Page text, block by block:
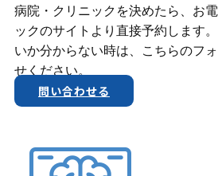
病院・クリニックを決めたら、お
ックのサイトより直接予約します
いか分からない時は、こちらのフ
せください。
問い合わせる